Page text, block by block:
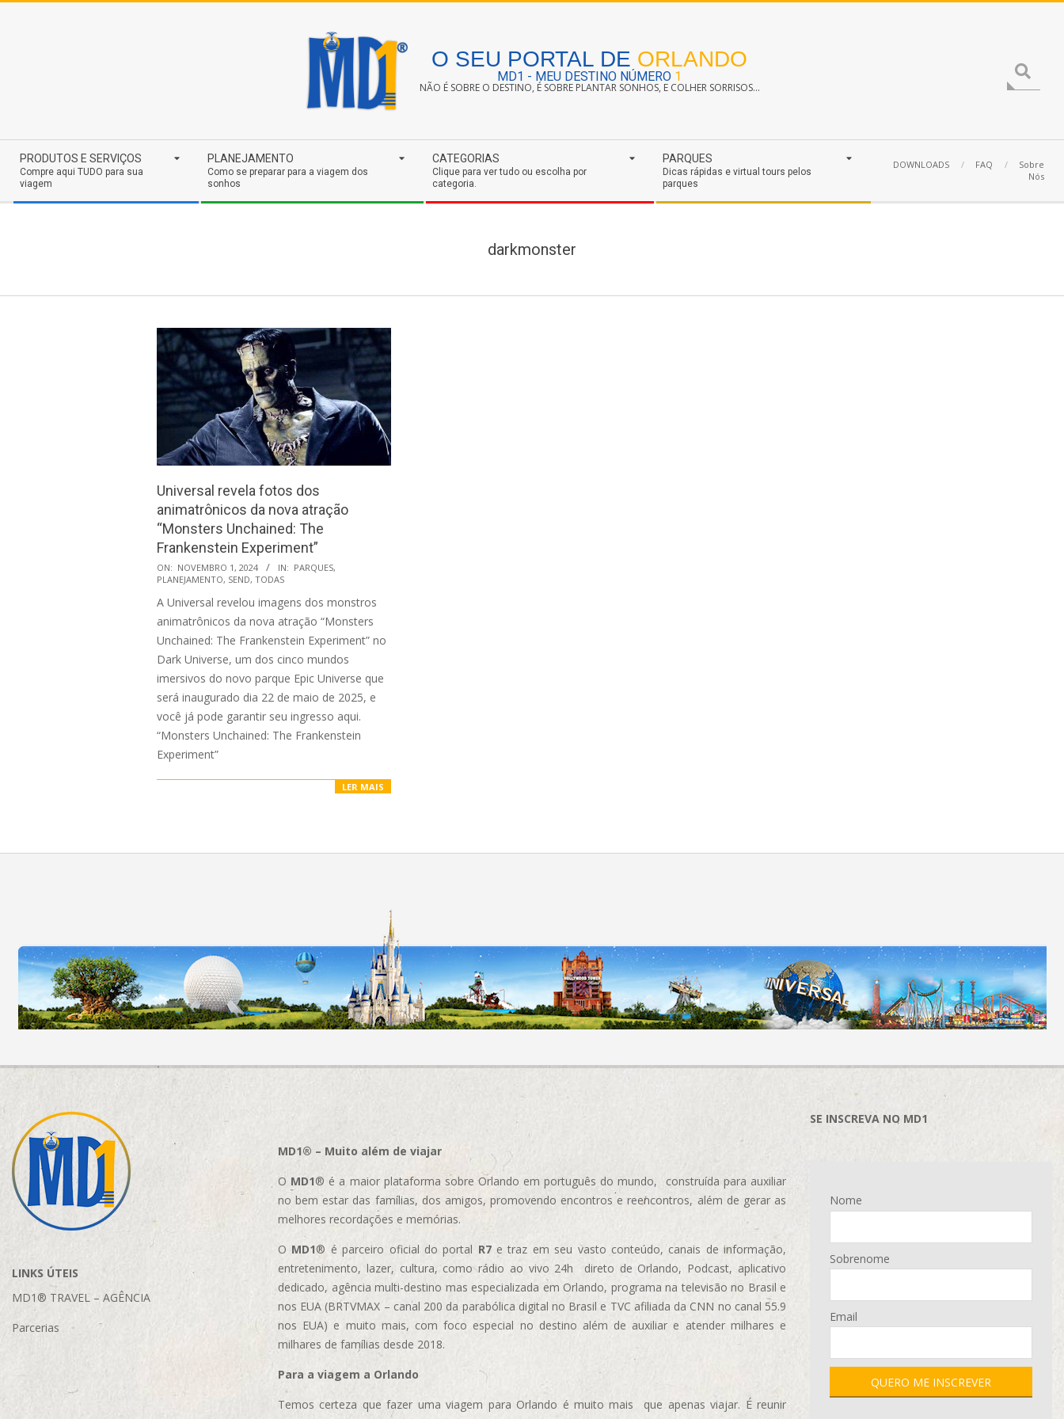
O SEU PORTAL DE ORLANDO
MD1 - MEU DESTINO NÚMERO 1
NÃO É SOBRE O DESTINO, É SOBRE PLANTAR SONHOS, E COLHER SORRISOS...
Navigation
Menu
PRODUTOS E SERVIÇOS
Compre aqui TUDO para sua
viagem
PLANEJAMENTO
Como se preparar para a viagem dos
sonhos
CATEGORIAS
Clique para ver tudo ou escolha por
categoria.
PARQUES
Dicas rápidas e virtual tours pelos
parques
DOWNLOADS FAQ
Sobre
Nós
darkmonster
Universal revela fotos dos
animatrônicos da nova atração
“Monsters Unchained: The
Frankenstein Experiment”
2024-
11-
01
ON: NOVEMBRO 1, 2024 IN: PARQUES,
PLANEJAMENTO, SEND, TODAS
A Universal revelou imagens dos monstros
animatrônicos da nova atração “Monsters
Unchained: The Frankenstein Experiment” no
Dark Universe, um dos cinco mundos
imersivos do novo parque Epic Universe que
será inaugurado dia 22 de maio de 2025, e
você já pode garantir seu ingresso aqui.
“Monsters Unchained: The Frankenstein
Experiment”
LER MAIS
LINKS ÚTEIS
MD1® TRAVEL – AGÊNCIA
Parcerias
MD1® – Muito além de viajar
O MD1® é a maior plataforma sobre Orlando em português do mundo, construída para auxiliar
no bem estar das famílias, dos amigos, promovendo encontros e reencontros, além de gerar as
melhores recordações e memórias.
O MD1® é parceiro oficial do portal R7e traz em seu vasto conteúdo, canais de informação,
entretenimento, lazer, cultura, como rádio ao vivo 24h direto de Orlando, Podcast, aplicativo
dedicado, agência multi-destino mas especializada em Orlando, programa na televisão no Brasil e
nos EUA (BRTVMAX – canal 200 da parabólica digital no Brasil e TVC afiliada da CNN no canal 55.9
nos EUA) e muito mais, com foco especial no destino além de auxiliar e atender milhares e
milhares de famílias desde 2018.
Para a viagem a Orlando
Temos certeza que fazer uma viagem para Orlando é muito mais que apenas viajar. É reunir
SE INSCREVA NO MD1
Nome
Sobrenome
Email